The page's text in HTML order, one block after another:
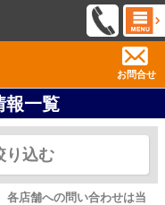
お問合せ
報一覧
り込む
各店舗への問い合わせは当